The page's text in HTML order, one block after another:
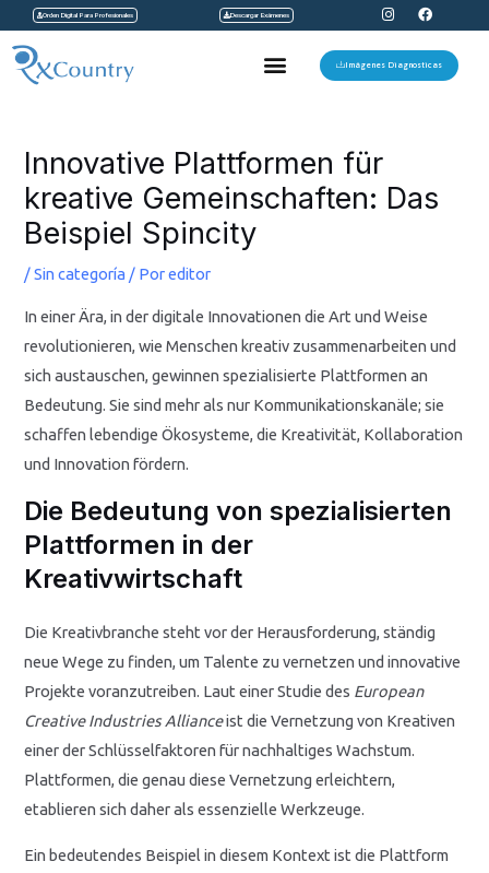
contenido
Orden Digital Para Profesionales Descargar Exámenes
I
n
s
t
a
F
a
c
e
b
Menu Imágenes Diagnosticas
Innovative Plattformen für
kreative Gemeinschaften: Das
Beispiel Spincity
/Sin categoría / Poreditor
In einer Ära, in der digitale Innovationen die Art und Weise
revolutionieren, wie Menschen kreativ zusammenarbeiten und
sich austauschen, gewinnen spezialisierte Plattformen an
Bedeutung. Sie sind mehr als nur Kommunikationskanäle; sie
schaffen lebendige Ökosysteme, die Kreativität, Kollaboration
und Innovation fördern.
Die Bedeutung von spezialisierten
Plattformen in der
Kreativwirtschaft
Die Kreativbranche steht vor der Herausforderung, ständig
neue Wege zu finden, um Talente zu vernetzen und innovative
Projekte voranzutreiben. Laut einer Studie des European
Creative Industries Allianceist die Vernetzung von Kreativen
einer der Schlüsselfaktoren für nachhaltiges Wachstum.
Plattformen, die genau diese Vernetzung erleichtern,
etablieren sich daher als essenzielle Werkzeuge.
Ein bedeutendes Beispiel in diesem Kontext ist die Plattform
entradas